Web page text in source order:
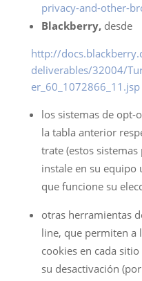
privacy-and-other-
Blackberry, desde
http://
deliverables/32004/
er_60_1072866_11.jsp
los sistemas de opt-
la tabla anterior
trate (estos
instale en su equipo
que funcione su
otras herramientas
line, que permiten a
cookies en cada
su desactivación